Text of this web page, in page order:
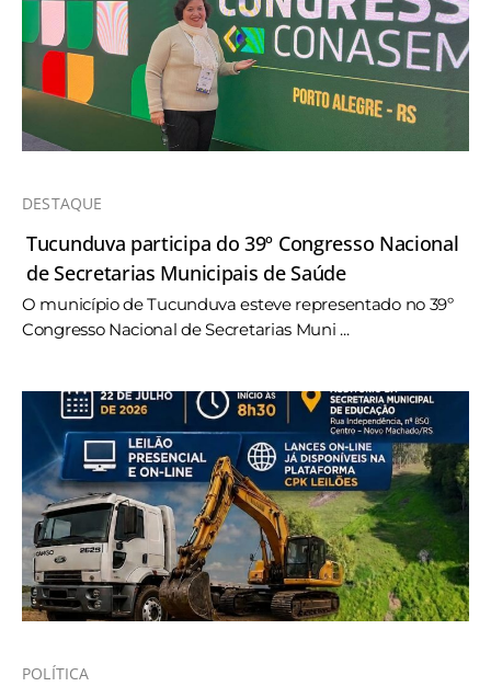
DESTAQUE
Tucunduva participa do 39º Congresso Nacional
de Secretarias Municipais de Saúde
O município de Tucunduva esteve representado no 39º
Congresso Nacional de Secretarias Muni ...
POLÍTICA